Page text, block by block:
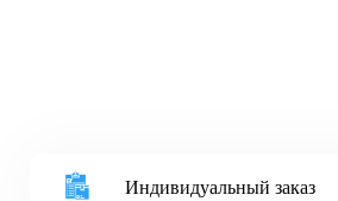
Индивидуальный заказ